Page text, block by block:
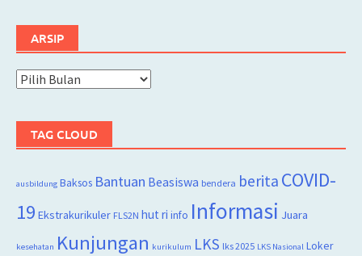
ARSIP
Arsip
TAG CLOUD
ausbildung Baksos Bantuan Beasiswa bendera berita COVID-
19 Ekstrakurikuler FLS2N hut ri info Informasi Juara
kesehatan Kunjungan kurikulum LKS lks 2025 LKS Nasional Loker